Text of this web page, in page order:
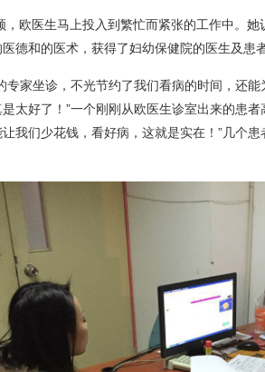
，欧医生马上投入到繁忙而紧张的工作中。
德和的医术，获得了妇幼保健院的医生及患
专家坐诊，不光节约了我们看病的时间，还
太好了！”一个刚刚从欧医生诊室出来的患
我们少花钱，看好病，这就是实在！”几个